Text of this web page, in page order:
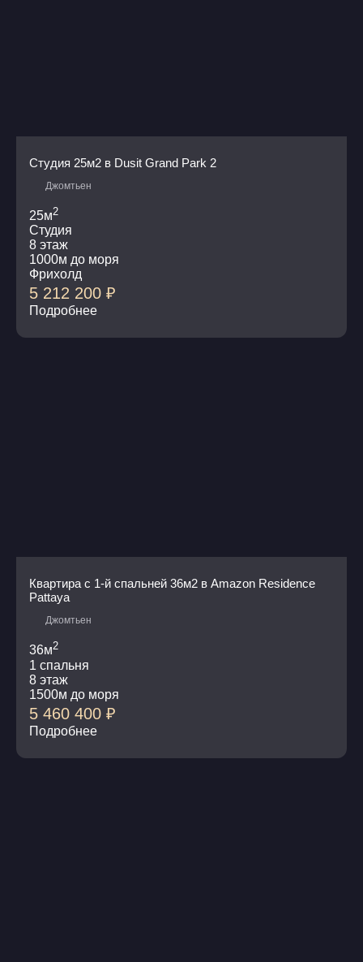
Студия 25м2 в Dusit Grand Park 2
Джомтьен
25м2
Студия
8 этаж
1000м до моря
Фрихолд
5 212 200 ₽
Подробнее
Квартира с 1-й спальней 36м2 в Amazon Residence
Pattaya
Джомтьен
36м2
1 спальня
8 этаж
1500м до моря
5 460 400 ₽
Подробнее